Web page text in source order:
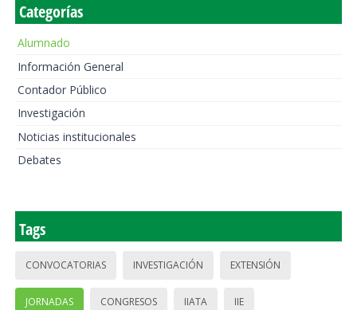
Categorías
Alumnado
Información General
Contador Público
Investigación
Noticias institucionales
Debates
Tags
CONVOCATORIAS INVESTIGACIÓN EXTENSIÓN
JORNADAS CONGRESOS IIATA IIE